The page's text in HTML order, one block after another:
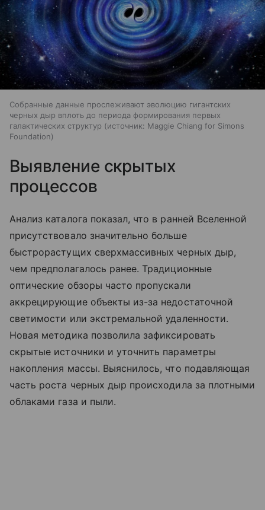
Собранные данные прослеживают эволюцию гигантских
черных дыр вплоть до периода формирования первых
галактических структур
источник: Maggie Chiang for Simons
Foundation
Выявление скрытых
процессов
Анализ каталога показал, что в ранней Вселенной
присутствовало значительно больше
быстрорастущих сверхмассивных черных дыр,
чем предполагалось ранее. Традиционные
оптические обзоры часто пропускали
аккрецирующие объекты из-за недостаточной
светимости или экстремальной удаленности.
Новая методика позволила зафиксировать
скрытые источники и уточнить параметры
накопления массы. Выяснилось, что подавляющая
часть роста черных дыр происходила за плотными
облаками газа и пыли.